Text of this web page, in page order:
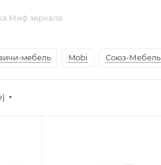
Миф зеркала
мебель Mobi Союз-Мебель